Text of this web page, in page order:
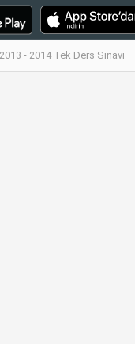
- 2014 Tek Ders Sınavı